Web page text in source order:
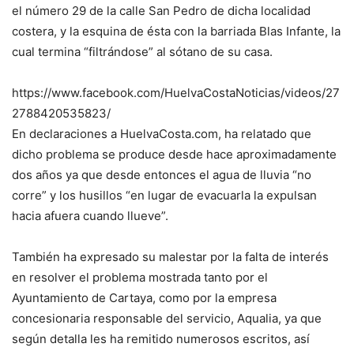
el número 29 de la calle San Pedro de dicha localidad
costera, y la esquina de ésta con la barriada Blas Infante, la
cual termina “filtrándose” al sótano de su casa.
https://www.facebook.com/HuelvaCostaNoticias/videos/27
2788420535823/
En declaraciones a HuelvaCosta.com, ha relatado que
dicho problema se produce desde hace aproximadamente
dos años ya que desde entonces el agua de lluvia “no
corre” y los husillos “en lugar de evacuarla la expulsan
hacia afuera cuando llueve”.
También ha expresado su malestar por la falta de interés
en resolver el problema mostrada tanto por el
Ayuntamiento de Cartaya, como por la empresa
concesionaria responsable del servicio, Aqualia, ya que
según detalla les ha remitido numerosos escritos, así